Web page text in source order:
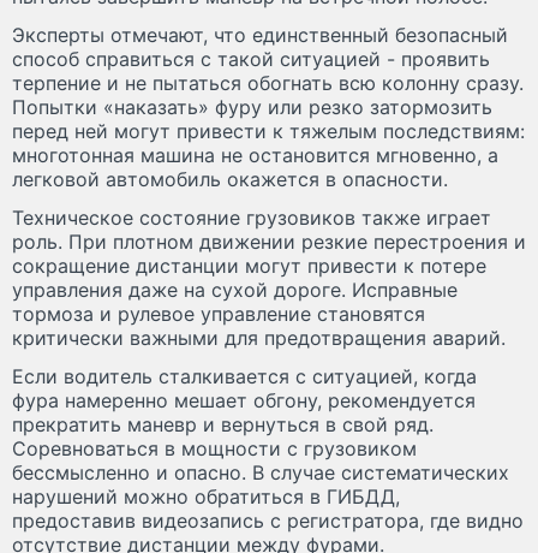
Эксперты отмечают, что единственный безопасный
способ справиться с такой ситуацией - проявить
терпение и не пытаться обогнать всю колонну сразу.
Попытки «наказать» фуру или резко затормозить
перед ней могут привести к тяжелым последствиям:
многотонная машина не остановится мгновенно, а
легковой автомобиль окажется в опасности.
Техническое состояние грузовиков также играет
роль. При плотном движении резкие перестроения и
сокращение дистанции могут привести к потере
управления даже на сухой дороге. Исправные
тормоза и рулевое управление становятся
критически важными для предотвращения аварий.
Если водитель сталкивается с ситуацией, когда
фура намеренно мешает обгону, рекомендуется
прекратить маневр и вернуться в свой ряд.
Соревноваться в мощности с грузовиком
бессмысленно и опасно. В случае систематических
нарушений можно обратиться в ГИБДД,
предоставив видеозапись с регистратора, где видно
отсутствие дистанции между фурами.